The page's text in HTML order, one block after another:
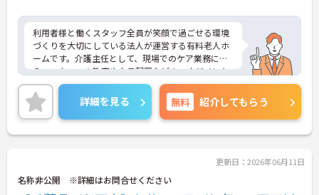
利用者様と働くスタッフ全員が笑顔で過ごせる環境
づくりを大切にしている法人が運営する有料老人ホ
ームです。介護主任として、現場でのケア業務に加
え、スタッフの教育や人員配置などのマネジメント
業務をお任せします。想定年収530万円以上と高い
給与水準に決算賞与の支給もあり、収入アップを目
指す方に最適です。原則日勤帯での勤務で残業は月
平均5時間程度と少なく、プライベートの時間もし
っかり確保できます。全額会社負担の資格取得支援
独自の福利厚生も大変充実しています。介護福祉士
の資格とご経験を活かし、スタッフを牽引するリー
ダーとして腰を据えて長くご活躍いただける、大変
詳細を見る 無料 紹介してもらう
更新日：2026年06月11日
名称非公開 ※詳細はお問合せください